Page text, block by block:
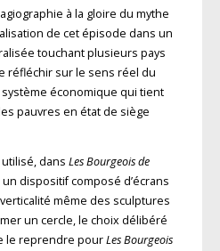
à la gloire du mythe
de cet épisode dans un
touchant plusieurs pays
réfléchir sur le sens réel du
système économique qui tient
pauvres en état de siège
dans Les Bourgeois de
un dispositif composé d’écrans
même des sculptures
un cercle, le choix délibéré
le reprendre pourLes Bourgeois